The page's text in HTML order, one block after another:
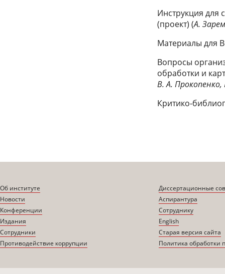
Инструкция для
(проект) (А.
Материалы для
Вопросы
обработки и
В. А.
Критико-
Об институте
Новости
Конференции
Издания
Сотрудники
Противодействие коррупции
Диссертационные
Аспирантура
Сотруднику
English
Старая версия сайта
Политика обработки